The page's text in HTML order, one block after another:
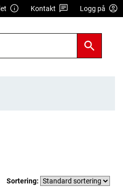
Kontakt Logg på
Sortering: